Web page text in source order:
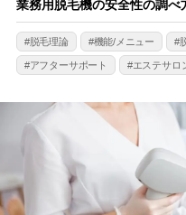
業務用脱毛機の安全性の調
脱毛理論 機能/メニュー
アフターサポート エステサロ